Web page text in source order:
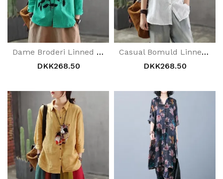
Dame Broderi Linned Turn-Down Bluse
DKK268.50
Casual Bomuld Linned Broderi Turn-Down Bluse
DKK268.50